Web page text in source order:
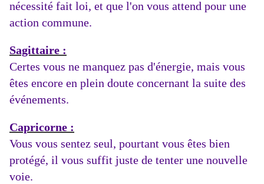
nécessité fait loi, et que l'on vous attend pour une
action commune.
Sagittaire :
Certes vous ne manquez pas d'énergie, mais vous
êtes encore en plein doute concernant la suite des
événements.
Capricorne :
Vous vous sentez seul, pourtant vous êtes bien
protégé, il vous suffit juste de tenter une nouvelle
voie.